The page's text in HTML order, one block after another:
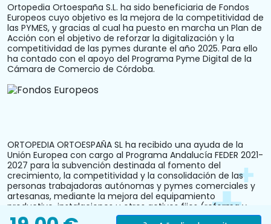
Ortopedia Ortoespaña S.L. ha sido beneficiaria de Fondos
Europeos cuyo objetivo es la mejora de la competitividad de
las PYMES, y gracias al cual ha puesto en marcha un Plan de
Acción con el objetivo de reforzar la digitalización y la
competitividad de las pymes durante el año 2025. Para ello
ha contado con el apoyo del Programa Pyme Digital de la
Cámara de Comercio de Córdoba.
ORTOPEDIA ORTOESPAÑA SL ha recibido una ayuda de la
Unión Europea con cargo al Programa Andalucía FEDER 2021-
2027 para la subvención destinada al fomento del
crecimiento, la competitividad y la consolidación de las
personas trabajadoras autónomas y pymes comerciales y
artesanas, mediante la mejora del equipamiento
productivo, instalaciones u otros activos fijos (reforma y
acondicionamiento del local comercial). N.º Expediente: